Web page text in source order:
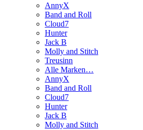
AnnyX
Band and Roll
Cloud7
Hunter
Jack B
Molly and Stitch
Treusinn
Alle Marken…
AnnyX
Band and Roll
Cloud7
Hunter
Jack B
Molly and Stitch